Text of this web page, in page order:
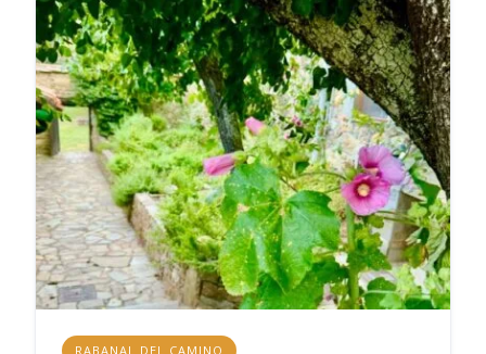
RABANAL DEL CAMINO